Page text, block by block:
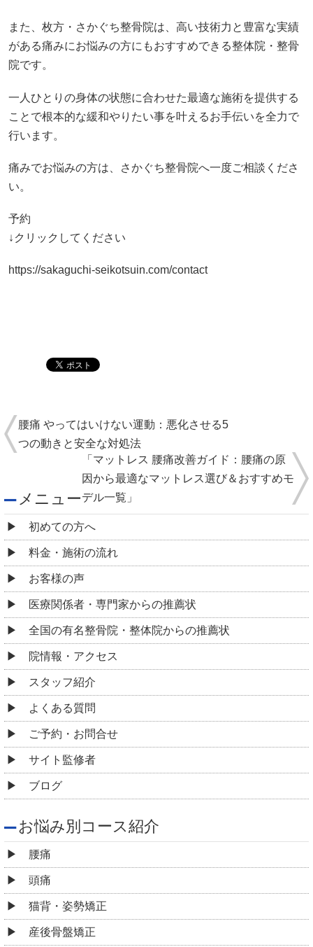
また、枚方・さかぐち整骨院は、高い技術力と豊富な実績
がある痛みにお悩みの方にもおすすめできる整体院・整骨
院です。
一人ひとりの身体の状態に合わせた最適な施術を提供する
ことで根本的な緩和やりたい事を叶えるお手伝いを全力で
行います。
痛みでお悩みの方は、さかぐち整骨院へ一度ご相談くださ
い。
予約
↓クリックしてください
https://sakaguchi-seikotsuin.com/contact
腰痛 やってはいけない運動：悪化させる5
つの動きと安全な対処法
「マットレス 腰痛改善ガイド：腰痛の原
因から最適なマットレス選び＆おすすめモ
デル一覧」
メニュー
初めての方へ
料金・施術の流れ
お客様の声
医療関係者・専門家からの推薦状
全国の有名整骨院・整体院からの推薦状
院情報・アクセス
スタッフ紹介
よくある質問
ご予約・お問合せ
サイト監修者
ブログ
お悩み別コース紹介
腰痛
頭痛
猫背・姿勢矯正
産後骨盤矯正